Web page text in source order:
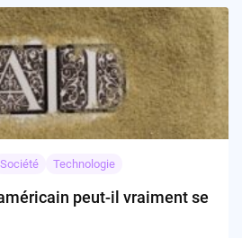
Société Technologie
peut-il vraiment se